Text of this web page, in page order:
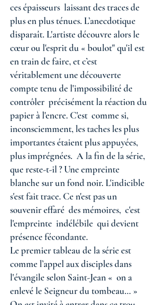
ces épaisseurs laissant des traces de
plus en plus ténues. L’anecdotique
disparaît. L'artiste découvre alors le
cœur ou l'esprit du « boulot" qu'il est
en train de faire, et c’est
véritablement une découverte
compte tenu de l'impossibilité de
contrôler précisément la réaction du
papier à l'encre. C'est comme si,
inconsciemment, les taches les plus
importantes étaient plus appuyées,
plus imprégnées. A la fin de la série,
que reste-t-il ? Une empreinte
blanche sur un fond noir. L'indicible
s'est fait trace. Ce n'est pas un
souvenir effaré des mémoires, c'est
l'empreinte indélébile qui devient
présence fécondante.
Le premier tableau de la série est
comme l’appel aux disciples dans
l'évangile selon Saint-Jean « on a
enlevé le Seigneur du tombeau… »